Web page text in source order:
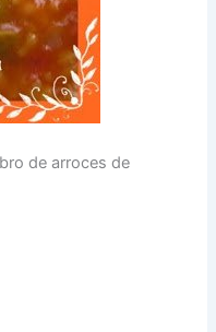
de arroces de